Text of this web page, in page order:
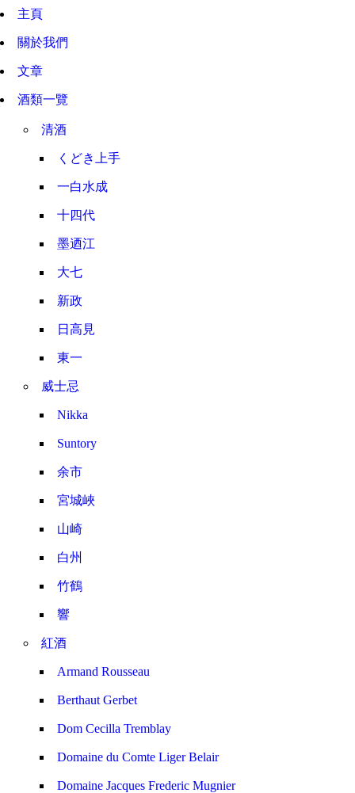
主頁
關於我們
文章
酒類一覽
清酒
くどき上手
一白水成
十四代
墨迺江
大七
新政
日高見
東一
威士忌
Nikka
Suntory
余市
宮城峽
山崎
白州
竹鶴
響
紅酒
Armand Rousseau
Berthaut Gerbet
Dom Cecilla Tremblay
Domaine du Comte Liger Belair
Domaine Jacques Frederic Mugnier